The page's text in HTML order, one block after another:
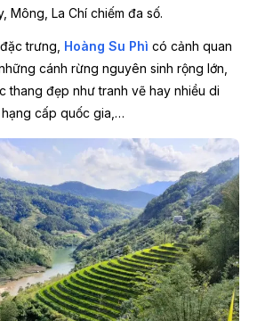
Mông, La Chí chiếm đa số.
trưng, Hoàng Su Phì có cảnh quan
cánh rừng nguyên sinh rộng lớn,
thang đẹp như tranh vẽ hay nhiều di
cấp quốc gia,…